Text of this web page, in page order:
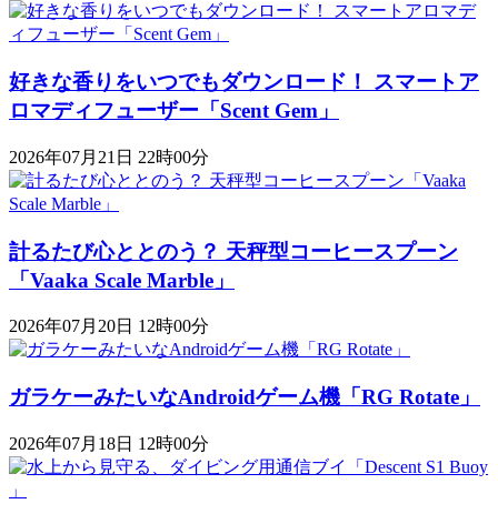
好きな香りをいつでもダウンロード！ スマートア
ロマディフューザー「Scent Gem」
2026年07月21日 22時00分
計るたび心ととのう？ 天秤型コーヒースプーン
「Vaaka Scale Marble」
2026年07月20日 12時00分
ガラケーみたいなAndroidゲーム機「RG Rotate」
2026年07月18日 12時00分